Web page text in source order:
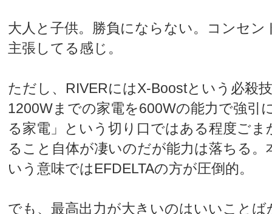
大人と子供。勝負にならない。コンセン
主張してる感じ。
ただし、RIVERにはX-Boostという必殺
1200Wまでの家電を600Wの能力で強引
る家電」という切り口ではある程度ご
ること自体が凄いのだが能力は落ちる。
いう意味ではEFDELTAの方が圧倒的。
でも、最高出力が大きいのはいいこと